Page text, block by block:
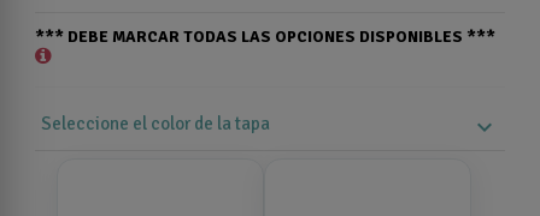
*** DEBE MARCAR TODAS LAS OPCIONES DISPONIBLES ***
Seleccione el color de la tapa expand_more